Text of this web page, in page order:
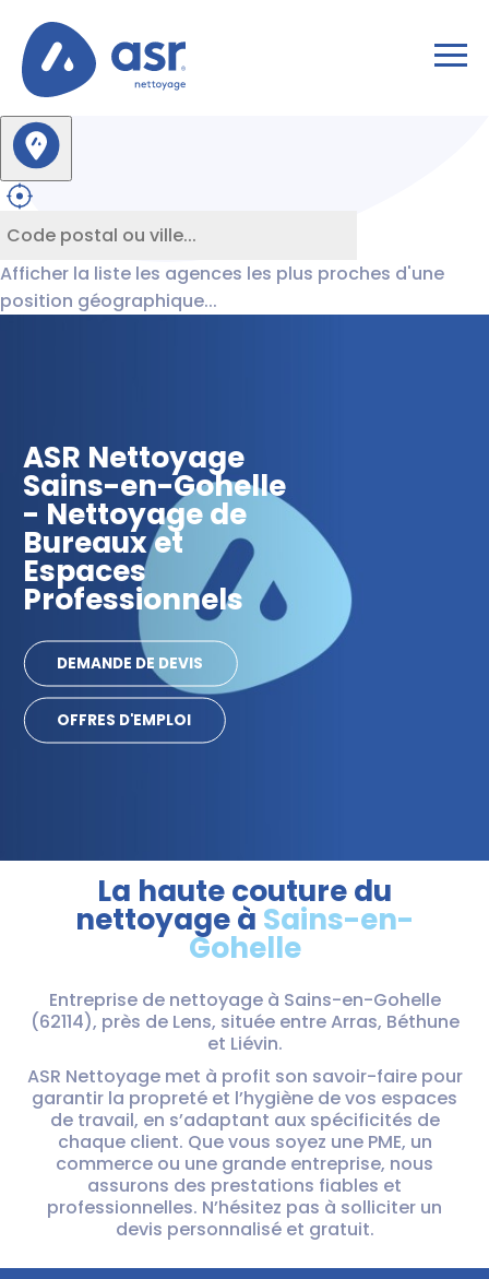
Afficher la liste les agences les plus proches d'une
position géographique...
ASR Nettoyage
Sains-en-Gohelle
- Nettoyage de
Bureaux et
Espaces
Professionnels
DEMANDE DE DEVIS
OFFRES D'EMPLOI
La haute couture du
nettoyage à Sains-en-
Gohelle
Entreprise de nettoyage à Sains-en-Gohelle
(62114), près de Lens, située entre Arras, Béthune
et Liévin.
ASR Nettoyage met à profit son savoir-faire pour
garantir la propreté et l’hygiène de vos espaces
de travail, en s’adaptant aux spécificités de
chaque client. Que vous soyez une PME, un
commerce ou une grande entreprise, nous
assurons des prestations fiables et
professionnelles. N’hésitez pas à solliciter un
devis personnalisé et gratuit.